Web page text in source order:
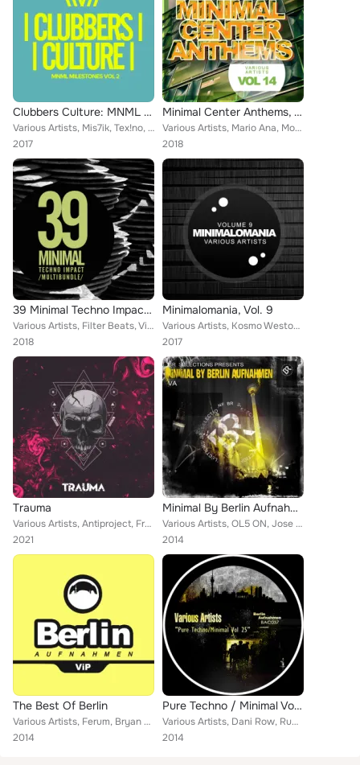
Clubbers Culture: MNML Milestones, Vol.2
Various Artists, Mis7ik, Tex!no, Droplex, Ahren System, DJ Kunze, Jepetto, MISIGII, Daweone, Dj's Double Smile, Rodrigo Patzsch,...
2017
Minimal Center Anthems, Vol. 14
Various Artists, Mario Ana, MoonyMan, DJ Kunze, Snowman, Mixael P., Fennix, Muco, Fat Lips, T3ch-2, Drunk Panda
2018
39 Minimal Techno Impact Multibundle
Various Artists, Filter Beats, Victor Bascu, Deep Hazex, Extraordinary People, Vitamina M, Mark P, Bryan Clara, Nito Sanchez, Lu...
2018
Minimalomania, Vol. 9
Various Artists, Kosmo Weston, DJ Kunze, Joell Sanchez, Minimalize, Antics Beat, Federico Nota, Zannth3ck, Over Take, Neuralpois...
2017
Trauma
Various Artists, Antiproject, Freqmind, DJ Kunze, Franc.Marti, KaliMike, NeKKoN, LEZAMAboy
2021
Minimal By Berlin Aufnahmen, Vol. 8
Various Artists, OL5 ON, Jose Solano, Ping And Plong, Mario Memoli, T Noise, Class-A Deviants, Nacim Ladj, Davide Nava, Marceau ...
2014
The Best Of Berlin
Various Artists, Ferum, Bryan Clara, Chris Ojeda, Michael Clark, DJ Kunze, Tasos Pletsas, Sopik, Giuseppe Magnatti, Fr3sH oTis, ...
2014
Pure Techno / Minimal Vol. 25
Various Artists, Dani Row, Rumpelstilzchen, Daniel Royal, Ramirez Resso, Davide Nava, Marceau Marty, Frisson, Dymas Komparadise,...
2014